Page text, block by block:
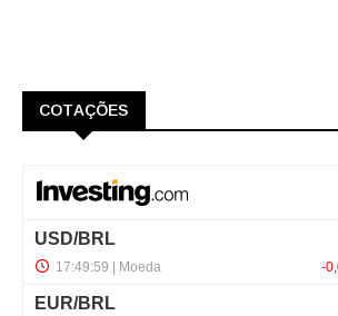
COTAÇÕES